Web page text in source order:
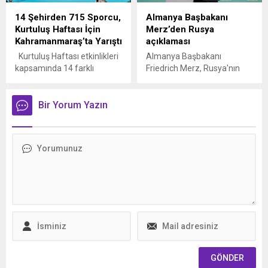
down sendromlu öğrenciler
için düzenlenen 23 Nisan
Şenliği, duygu dolu ve renkli
anlara sahne oldu. ...
14 Şehirden 715 Sporcu,
Kurtuluş Haftası İçin
Kahramanmaraş’ta Yarıştı
Kurtuluş Haftası etkinlikleri
kapsamında 14 farklı
yarışması düzenlendi.
Azerbaycan Mahallesi’nde
gerçekleştirilen yarışmada
çıkabilmek için ter döktü.
kapsamında anlamlı ve
Almanya Başbakanı
Merz’den Rusya
açıklaması
Almanya Başbakanı
Friedrich Merz, Rusya'nın
Bir Yorum Yazın